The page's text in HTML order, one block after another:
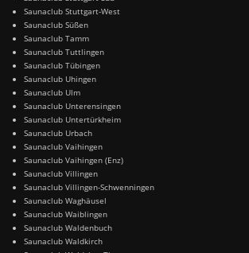
Saunaclub Stuttgart-West
Saunaclub Süßen
Saunaclub Tamm
Saunaclub Tuttlingen
Saunaclub Tübingen
Saunaclub Uhingen
Saunaclub Ulm
Saunaclub Unterensingen
Saunaclub Untertürkheim
Saunaclub Urbach
Saunaclub Vaihingen
Saunaclub Vaihingen (Enz)
Saunaclub Villingen
Saunaclub Villingen-Schwenningen
Saunaclub Waghäusel
Saunaclub Waiblingen
Saunaclub Waldenbuch
Saunaclub Waldkirch